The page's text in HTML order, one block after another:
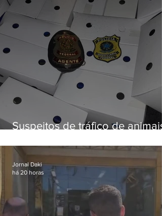
Suspeitos de tráfico de animais
aves
Jornal Daki
há 20 horas